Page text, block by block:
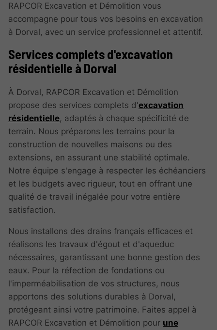
RAPCOR Excavation et Démolition vous
accompagne pour tous vos besoins en excavation
à Dorval, avec un service professionnel et attentif.
Services complets d'excavation
résidentielle à Dorval
À Dorval, RAPCOR Excavation et Démolition
propose des services complets d'excavation
résidentielle, adaptés à chaque spécificité de
terrain. Nous préparons les terrains pour la
construction de nouvelles maisons ou des
extensions, en assurant une stabilité optimale.
Notre équipe s'engage à respecter les échéanciers
et les budgets avec rigueur, tout en offrant une
qualité de travail inégalée pour votre entière
satisfaction.
Nous installons des drains français efficaces et
réalisons les travaux d'égout et d'aqueduc
nécessaires, garantissant une bonne gestion des
eaux. Pour la réfection de fondations ou
l'imperméabilisation de vos structures, nous
apportons des solutions durables à Dorval,
protégeant ainsi votre patrimoine. Faites appel à
RAPCOR Excavation et Démolition pour une